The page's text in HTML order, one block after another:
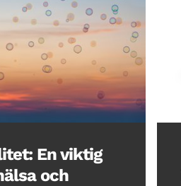
En viktig
och